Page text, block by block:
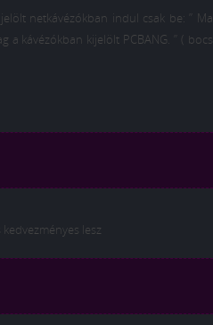
netkávézókban indul csak be: ” Ma
kávézókban kijelölt PCBANG. ” ( bocs
lesz